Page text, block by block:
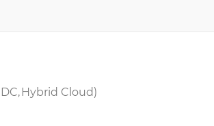
Hybrid Cloud)